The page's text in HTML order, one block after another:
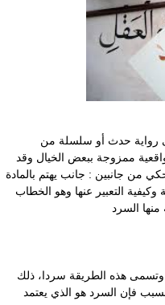
رواية حدث أو سلسلة من
ممزوجة ببعض الخيال وقد
من جانبين : جانب يهتم بالمادة
التعبير عنها وهو الخطاب
وتسمى هذه الطريقة سردا، ذلك
فإن السرد هو الذي يعتمد